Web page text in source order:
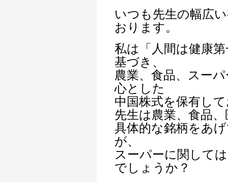
いつも先生の幅広
おります。
私は「人間は健康
基づき、
農業、食品、スー
心とした
中国株式を保有し
先生は農業、食品
具体的な銘柄をあ
が、
スーパーに関して
でしょうか？